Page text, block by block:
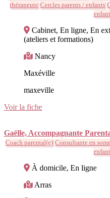
thérapeute Cercles parents / enfants
Cabinet, En ligne, En
(ateliers et formations)
Nancy
Maxéville
maxeville
Voir la fiche
Gaëlle, Accompagnante
Coach parental(e) Consultante en
À domicile, En ligne
Arras